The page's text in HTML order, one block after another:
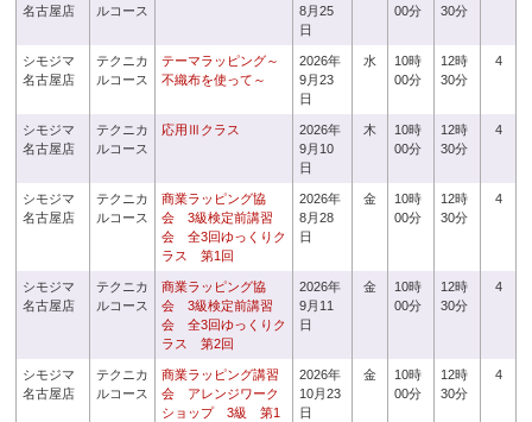
名古屋店
ルコース
8月25
日
00分
30分
シモジマ
名古屋店
テクニカ
ルコース
テーマラッピング～
不織布を使って～
2026年
9月23
日
水
10時
00分
12時
30分
4
シモジマ
名古屋店
テクニカ
ルコース
応用Ⅲクラス
2026年
9月10
日
木
10時
00分
12時
30分
4
シモジマ
名古屋店
テクニカ
ルコース
商業ラッピング協
会 3級検定前講習
会 全3回ゆっくりク
ラス 第1回
2026年
8月28
日
金
10時
00分
12時
30分
4
シモジマ
名古屋店
テクニカ
ルコース
商業ラッピング協
会 3級検定前講習
会 全3回ゆっくりク
ラス 第2回
2026年
9月11
日
金
10時
00分
12時
30分
4
シモジマ
名古屋店
テクニカ
ルコース
商業ラッピング講習
会 アレンジワーク
ショップ 3級 第1
2026年
10月23
日
金
10時
00分
12時
30分
4